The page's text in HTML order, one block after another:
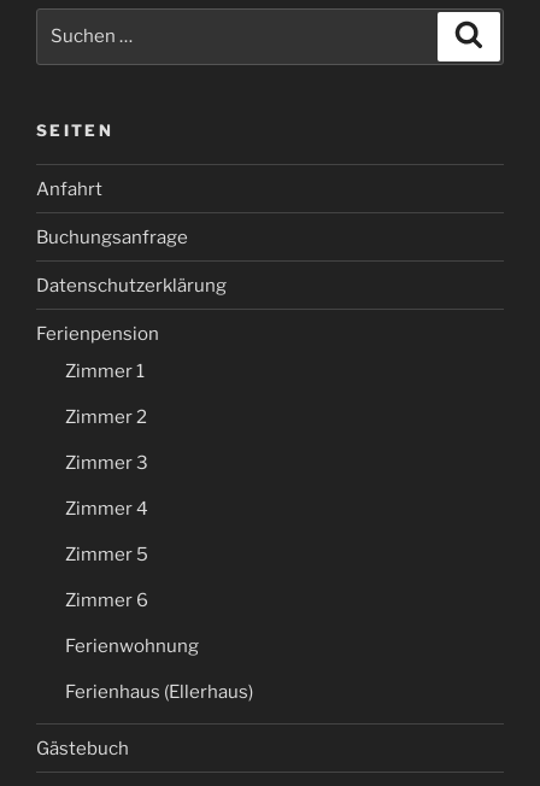
SEITEN
Anfahrt
Buchungsanfrage
Datenschutzerklärung
Ferienpension
Zimmer 1
Zimmer 2
Zimmer 3
Zimmer 4
Zimmer 5
Zimmer 6
Ferienwohnung
Ferienhaus (Ellerhaus)
Gästebuch